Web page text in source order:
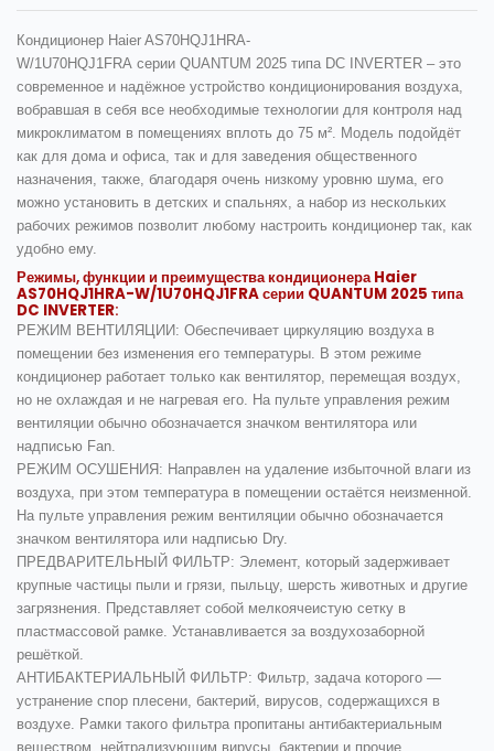
Кондиционер Haier AS70HQJ1HRA-
W/1U70HQJ1FRA серии QUANTUM 2025 типа DC INVERTE R – это
современное и надёжное устройство кондиционирования воздуха,
вобравшая в себя все необходимые технологии для контроля над
микроклиматом в помещениях вплоть до 75 м². Модель подойдёт
как для дома и офиса, так и для заведения общественного
назначения, также, благодаря очень низкому уровню шума, его
можно установить в детских и спальнях, а набор из нескольких
рабочих режимов позволит любому настроить кондиционер так, как
удобно ему.
Режимы, функции и преимущества кондиционераHaier
AS70HQJ1HRA-W/1U70HQJ1FRA серии QUANTUM 2025 типа
DC INVERTER:
РЕЖИМ ВЕНТИЛЯЦИИ: Обеспечивает циркуляцию воздуха в
помещении без изменения его температуры. В этом режиме
кондиционер работает только как вентилятор, перемещая воздух,
но не охлаждая и не нагревая его. На пульте управления режим
вентиляции обычно обозначается значком вентилятора или
надписью Fan.
РЕЖИМ ОСУШЕНИЯ: Направлен на удаление избыточной влаги из
воздуха, при этом температура в помещении остаётся неизменной.
На пульте управления режим вентиляции обычно обозначается
значком вентилятора или надписью Dry.
ПРЕДВАРИТЕЛЬНЫЙ ФИЛЬТР: Элемент, который задерживает
крупные частицы пыли и грязи, пыльцу, шерсть животных и другие
загрязнения. Представляет собой мелкоячеистую сетку в
пластмассовой рамке. Устанавливается за воздухозаборной
решёткой.
АНТИБАКТЕРИАЛЬНЫЙ ФИЛЬТР: Фильтр, задача которого —
устранение спор плесени, бактерий, вирусов, содержащихся в
воздухе. Рамки такого фильтра пропитаны антибактериальным
веществом, нейтрализующим вирусы, бактерии и прочие